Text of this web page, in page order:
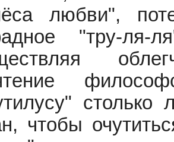
любви",
"тру-
столько
чтобы